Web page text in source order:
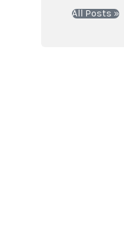
All Posts »